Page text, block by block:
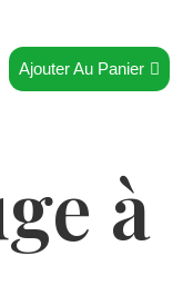
Ajouter Au Panier